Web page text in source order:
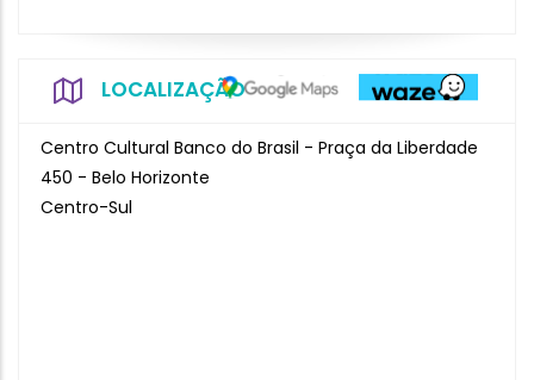
LOCALIZAÇÃO
Centro Cultural Banco do Brasil - Praça da Liberdade
450 - Belo Horizonte
Centro-Sul